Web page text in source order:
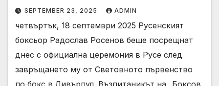
SEPTEMBER 23, 2025 ADMIN
четвъртък, 18 септември 2025 Русенският
боксьор Радослав Росенов беше посрещнат
днес с официална церемония в Русе след
завръщането му от Световното първенство